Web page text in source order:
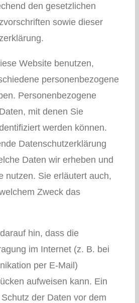
den gesetzlichen
sowie dieser
Website benutzen,
personenbezogene
Personenbezogene
mit denen Sie
werden können.
Datenschutzerklärung
Daten wir erheben und
nutzen. Sie erläutert auch,
Zweck das
hin, dass die
im Internet (z. B. bei
per E-Mail)
aufweisen kann. Ein
der Daten vor dem